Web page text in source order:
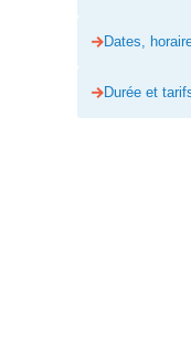
Dates,
Durée et